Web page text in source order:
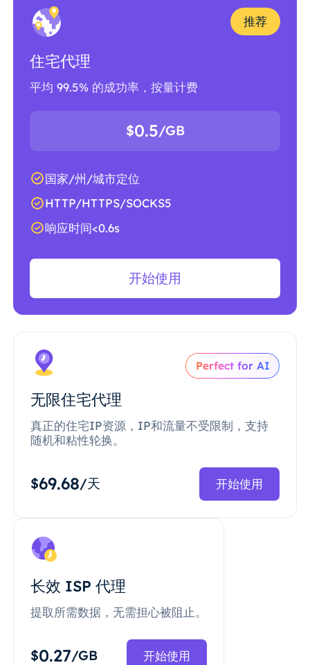
推荐
住宅代理
平均 99.5% 的成功率，按量计费
$0.5/GB
国家/州/城市定位
HTTP/HTTPS/SOCKS5
响应时间<0.6s
开始使用
Perfect for AI
无限住宅代理
真正的住宅IP资源，IP和流量不受限制，支持
随机和粘性轮换。
$69.68/天 开始使用
长效 ISP 代理
提取所需数据，无需担心被阻止。
$0.27/GB 开始使用